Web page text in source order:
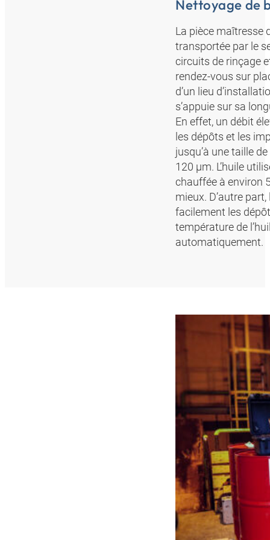
Nettoyage de
La pièce maîtresse
transportée par le
circuits de rinçage
rendez-vous sur
d’un lieu
s’appuie sur sa
En effet, un débit
les dépôts et les
jusqu’à une taille
120 µm. L’huile
chauffée à environ
mieux. D’autre
facilement les
température de
automatiquement.